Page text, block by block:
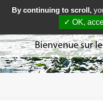
Bienvenue sur
By continuing to scroll,
✓ OK,